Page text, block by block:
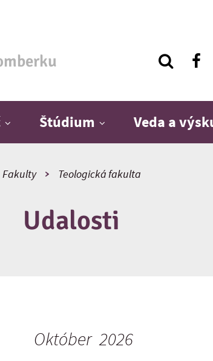
Štúdium Veda a
Fakulty Teologická fakulta
Udalosti
Október 2026